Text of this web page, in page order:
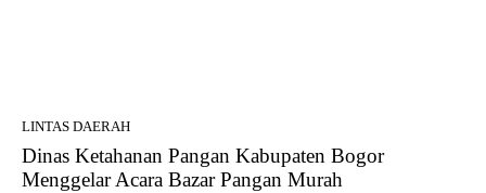
LINTAS DAERAH
Dinas Ketahanan Pangan Kabupaten Bogor
Menggelar Acara Bazar Pangan Murah